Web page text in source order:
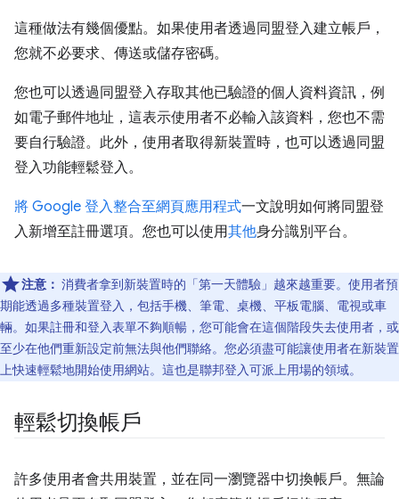
這種做法有幾個優點。如果使用者透過同盟登入建立帳戶，
您就不必要求、傳送或儲存密碼。
您也可以透過同盟登入存取其他已驗證的個人資料資訊，例
如電子郵件地址，這表示使用者不必輸入該資料，您也不需
要自行驗證。此外，使用者取得新裝置時，也可以透過同盟
登入功能輕鬆登入。
將 Google 登入整合至網頁應用程式一文說明如何將同盟登
入新增至註冊選項。您也可以使用其他身分識別平台。
注意： 消費者拿到新裝置時的「第一天體驗」越來越重要。使用者預
期能透過多種裝置登入，包括手機、筆電、桌機、平板電腦、電視或車
輛。如果註冊和登入表單不夠順暢，您可能會在這個階段失去使用者，或
至少在他們重新設定前無法與他們聯絡。您必須盡可能讓使用者在新裝置
上快速輕鬆地開始使用網站。這也是聯邦登入可派上用場的領域。
輕鬆切換帳戶
許多使用者會共用裝置，並在同一瀏覽器中切換帳戶。無論